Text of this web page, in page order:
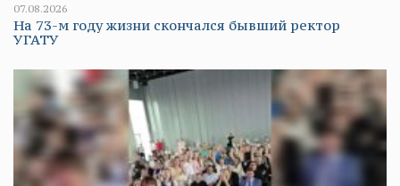
07.08.2026
На 73-м году жизни скончался бывший ректор
УГАТУ